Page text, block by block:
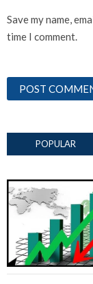
Save my name,
time I comment.
POPULAR